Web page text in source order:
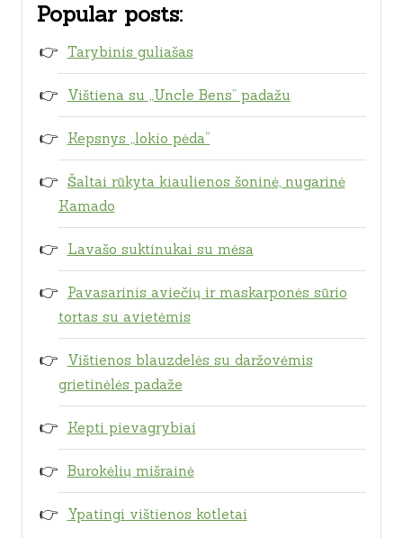
Popular posts:
Tarybinis guliašas
Vištiena su „Uncle Bens” padažu
Kepsnys „lokio pėda“
Šaltai rūkyta kiaulienos šoninė, nugarinė
Kamado
Lavašo suktinukai su mėsa
Pavasarinis aviečių ir maskarponės sūrio
tortas su avietėmis
Vištienos blauzdelės su daržovėmis
grietinėlės padaže
Kepti pievagrybiai
Burokėlių mišrainė
Ypatingi vištienos kotletai